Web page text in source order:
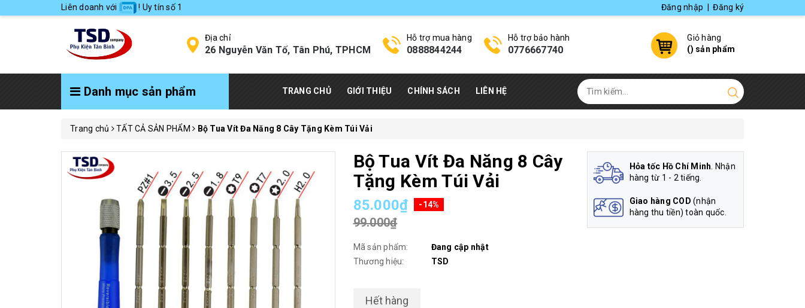
Liên doanh với ! Uy tín số 1 Đăng nhập Đăng ký
Địa chỉ
26 Nguyễn Văn Tố, Tân Phú, TPHCM
Hỗ trợ mua hàng
0888844244
Hỗ trợ bảo hành
0776667740
Giỏ hàng
() sản phẩm
Danh mục sản phẩm TRANG CHỦ GIỚI THIỆU CHÍNH SÁCH LIÊN HỆ
Trang chủ TẤT CẢ SẢN PHẨM Bộ Tua Vít Đa Năng 8 Cây Tặng Kèm Túi Vải
Bộ Tua Vít Đa Năng 8 Cây
Tặng Kèm Túi Vải
85.000₫ -14%
99.000₫
Mã sản phẩm:
Đang cập nhật
Thương hiệu:
TSD
Hết hàng
Hỏa tốc Hồ Chí Minh. Nhận
hàng từ 1 - 2 tiếng.
Giao hàng COD (nhận
hàng thu tiền) toàn quốc.